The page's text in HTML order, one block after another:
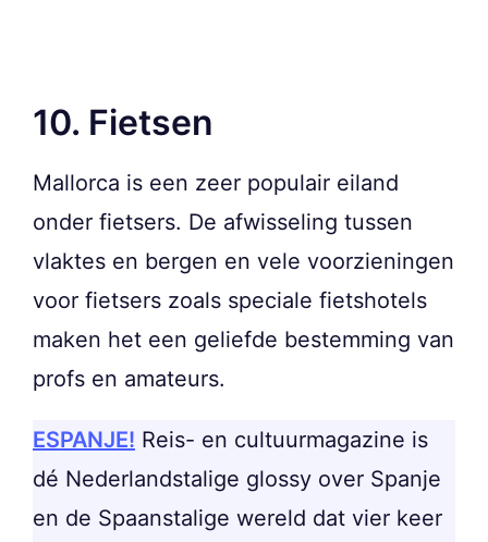
10. Fietsen
Mallorca is een zeer populair eiland
onder fietsers. De afwisseling tussen
vlaktes en bergen en vele voorzieningen
voor fietsers zoals speciale fietshotels
maken het een geliefde bestemming van
profs en amateurs.
ESPANJE! Reis- en cultuurmagazine is
dé Nederlandstalige glossy over Spanje
en de Spaanstalige wereld dat vier keer